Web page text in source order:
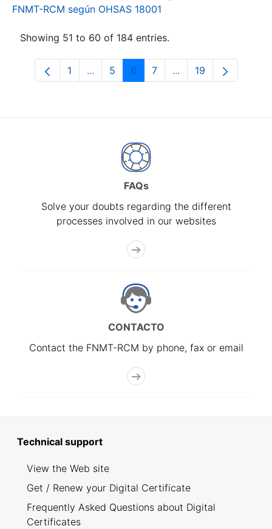
FNMT-RCM según OHSAS 18001
Showing 51 to 60 of 184 entries.
Page
1 ...Intermediate Pages Use TAB to
Page
5 Page
6 Page
7 ...Intermediate Pages
Page
19
FAQs
Solve your doubts regarding the different
processes involved in our websites
CONTACTO
Contact the FNMT-RCM by phone, fax or email
Technical support
View the Web site
Get / Renew your Digital Certificate
Frequently Asked Questions about Digital
Certificates